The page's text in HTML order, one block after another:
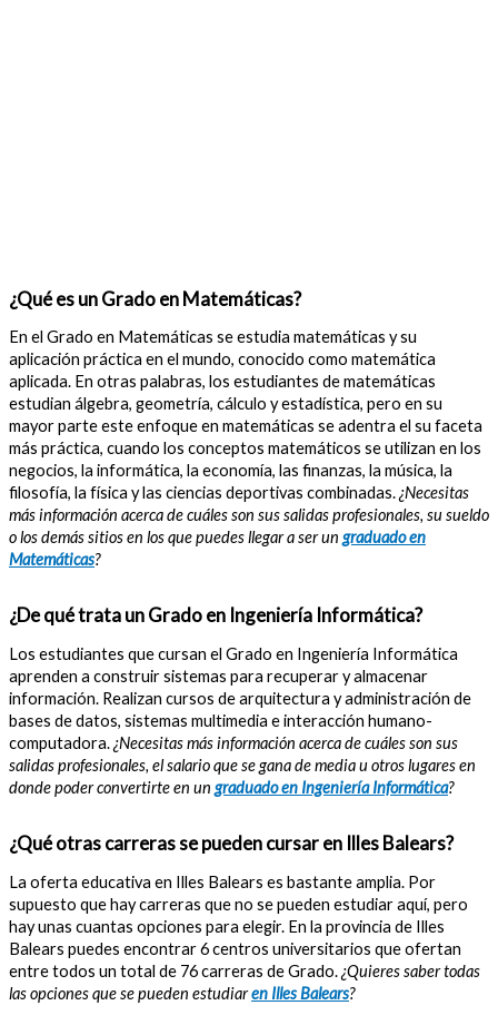
¿Qué es un Grado en Matemáticas?
En el Grado en Matemáticas se estudia matemáticas y su
aplicación práctica en el mundo, conocido como matemática
aplicada. En otras palabras, los estudiantes de matemáticas
estudian álgebra, geometría, cálculo y estadística, pero en su
mayor parte este enfoque en matemáticas se adentra el su faceta
más práctica, cuando los conceptos matemáticos se utilizan en los
negocios, la informática, la economía, las finanzas, la música, la
filosofía, la física y las ciencias deportivas combinadas.¿Necesitas
más información acerca de cuáles son sus salidas profesionales, su sueldo
o los demás sitios en los que puedes llegar a ser un graduado en
Matemáticas?
¿De qué trata un Grado en Ingeniería Informática?
Los estudiantes que cursan el Grado en Ingeniería Informática
aprenden a construir sistemas para recuperar y almacenar
información. Realizan cursos de arquitectura y administración de
bases de datos, sistemas multimedia e interacción humano-
computadora.¿Necesitas más información acerca de cuáles son sus
salidas profesionales, el salario que se gana de media u otros lugares en
donde poder convertirte en un graduado en Ingeniería Informática?
¿Qué otras carreras se pueden cursar en Illes Balears?
La oferta educativa en Illes Balears es bastante amplia. Por
supuesto que hay carreras que no se pueden estudiar aquí, pero
hay unas cuantas opciones para elegir. En la provincia de Illes
Balears puedes encontrar 6 centros universitarios que ofertan
entre todos un total de 76 carreras de Grado.¿Quieres saber todas
las opciones que se pueden estudiaren Illes Balears?